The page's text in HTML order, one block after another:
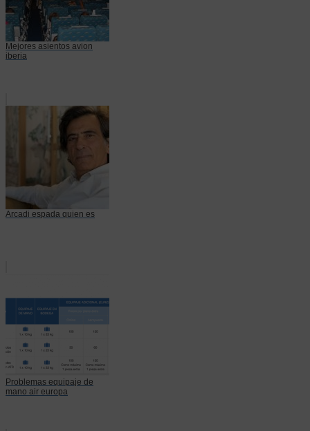
Mejores asientos avion
iberia
Arcadi espada quien es
Problemas equipaje de
mano air europa